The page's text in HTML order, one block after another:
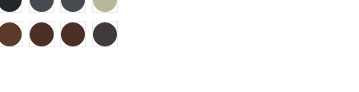
METALIZADO
8004 Copper Brown
Ral 8011 Hellbraun
Ral 8016 Brown Mahagoni
Ral 8017 Brown
Ral 8019 Taupe